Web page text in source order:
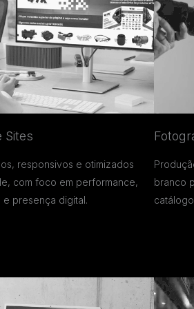
Sites
responsivos e otimizados
com foco em performance,
presença digital.
branco